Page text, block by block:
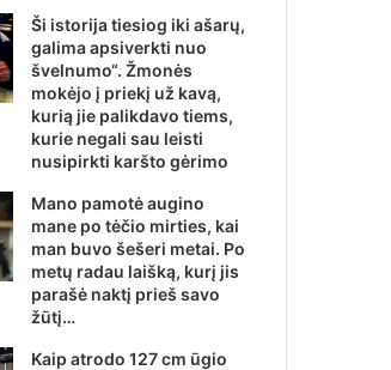
Ši istorija tiesiog iki ašarų,
galima apsiverkti nuo
švelnumo“. Žmonės
mokėjo į priekį už kavą,
kurią jie palikdavo tiems,
kurie negali sau leisti
nusipirkti karšto gėrimo
Mano pamotė augino
mane po tėčio mirties, kai
man buvo šešeri metai. Po
metų radau laišką, kurį jis
parašė naktį prieš savo
žūtį…
Kaip atrodo 127 cm ūgio